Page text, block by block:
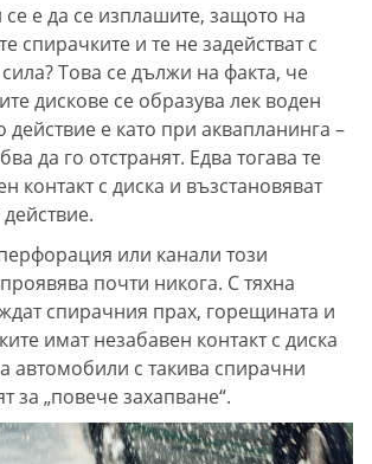
е да се изплашите, защото на
спирачките и те не задействат с
Това се дължи на факта, че
дискове се образува лек воден
е като при аквапланинга –
да го отстранят. Едва тогава те
контакт с диска и възстановяват
или канали този
почти никога. С тяхна
спирачния прах, горещината и
имат незабавен контакт с диска
автомобили с такива спирачни
за „повече захапване“.